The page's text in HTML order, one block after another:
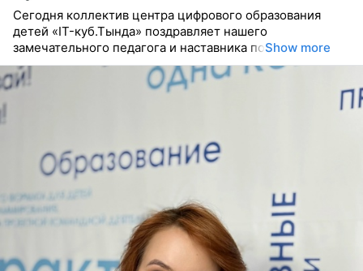
Сегодня коллектив центра цифрового образования
детей «IT-куб.Тында» поздравляет нашего
замечательного педагога и наставника поShow more